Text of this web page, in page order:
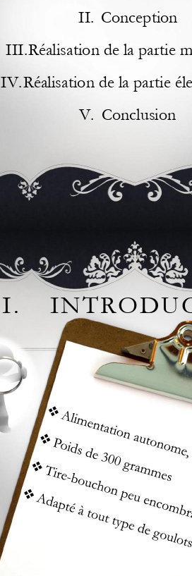
II. Conception
III.Réalisation de la partie
IV.Réalisation de la partie
V. Conclusion
I. INTRODU